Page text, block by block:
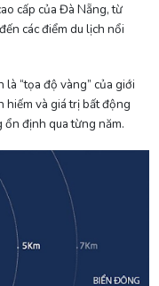
cấp của Đà Nẵng, từ
các điểm du lịch nổi
“tọa độ vàng” của giới
hiếm và giá trị bất động
định qua từng năm.